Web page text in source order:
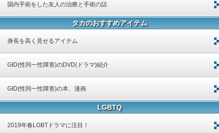
国内手術をした友人の治療と手術の話
タカのおすすめアイテム
身長を高く見せるアイテム
GID(性同一性障害)のDVD(ドラマ)紹介
GID(性同一性障害)の本、漫画
LGBTQ
2019年春LGBTドラマに注目！